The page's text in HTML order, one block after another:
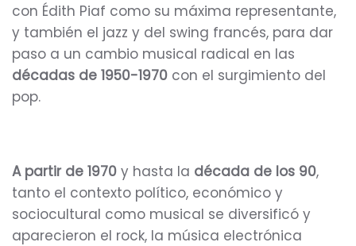
con Édith Piaf como su máxima representante,
y también el jazz y del swing francés, para dar
paso a un cambio musical radical en las
décadas de 1950-1970 con el surgimiento del
pop.
A partir de 1970 y hasta la década de los 90,
tanto el contexto político, económico y
sociocultural como musical se diversificó y
aparecieron el rock, la música electrónica